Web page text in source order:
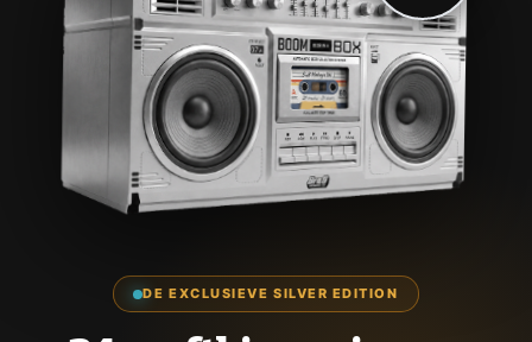
DE EXCLUSIEVE SILVER EDITION